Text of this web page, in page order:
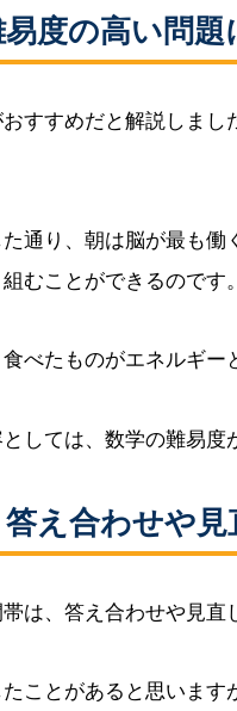
度の高い問題
すすめだと解説しま
通り、朝は脳が最も
むことができるのです。
べたものがエネルギー
しては、数学の難易度
え合わせや見
は、答え合わせや見直
ことがあると思いま